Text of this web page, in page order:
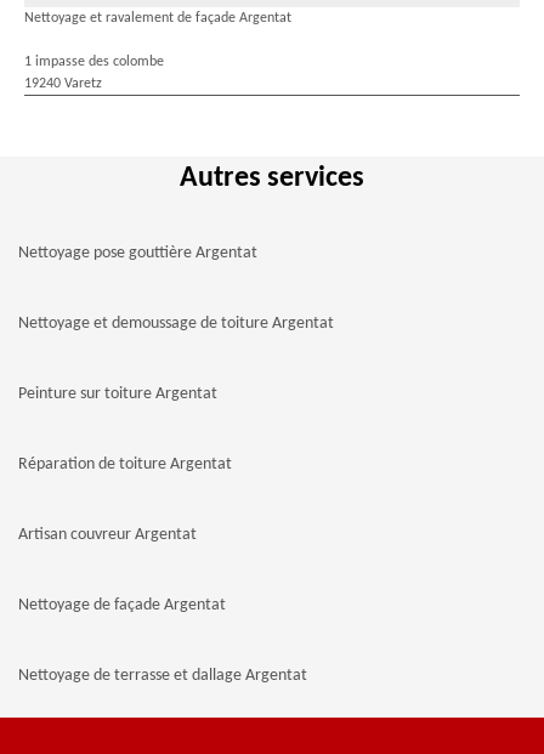
Nettoyage et ravalement de façade Argentat
1 impasse des colombe
19240 Varetz
Autres services
Nettoyage pose gouttière Argentat
Nettoyage et demoussage de toiture Argentat
Peinture sur toiture Argentat
Réparation de toiture Argentat
Artisan couvreur Argentat
Nettoyage de façade Argentat
Nettoyage de terrasse et dallage Argentat